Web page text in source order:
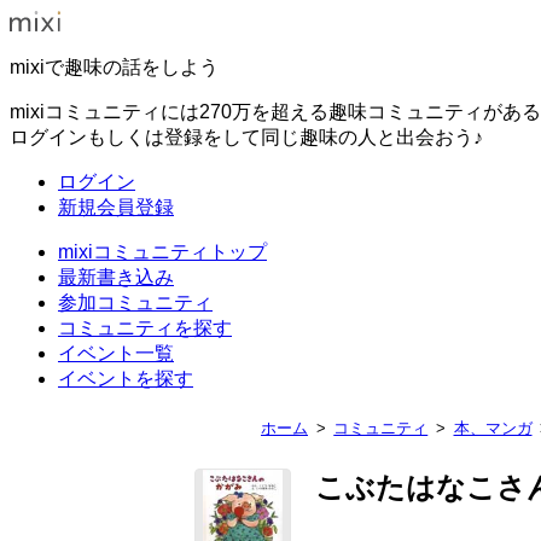
mixiで趣味の話をしよう
mixiコミュニティには270万を超える趣味コミュニティがある
ログインもしくは登録をして同じ趣味の人と出会おう♪
ログイン
新規会員登録
mixiコミュニティトップ
最新書き込み
参加コミュニティ
コミュニティを探す
イベント一覧
イベントを探す
ホーム コミュニティ 本、マンガ
こぶたはなこさ